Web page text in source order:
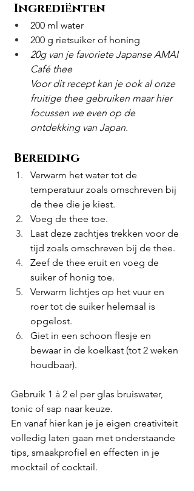
Ingrediënten
200 ml water
200 g rietsuiker of honing
20g van je favoriete Japanse AMAI
Café thee
Voor dit recept kan je ook al onze
fruitige thee gebruiken maar hier
focussen we even op de
ontdekking van Japan.
Bereiding
Verwarm het water tot de
temperatuur zoals omschreven bij
de thee die je kiest.
Voeg de thee toe.
Laat deze zachtjes trekken voor de
tijd zoals omschreven bij de thee.
Zeef de thee eruit en voeg de
suiker of honig toe.
Verwarm lichtjes op het vuur en
roer tot de suiker helemaal is
opgelost.
Giet in een schoon flesje en
bewaar in de koelkast (tot 2 weken
houdbaar).
Gebruik 1 à 2 el per glas bruiswater,
tonic of sap naar keuze.
En vanaf hier kan je je eigen creativiteit
volledig laten gaan met onderstaande
tips, smaakprofiel en effecten in je
mocktail of cocktail.